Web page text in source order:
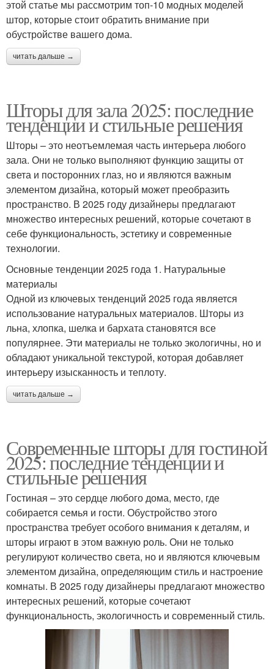
этой статье мы рассмотрим топ-10 модных моделей
штор, которые стоит обратить внимание при
обустройстве вашего дома.
читать дальше →
Шторы для зала 2025: последние
тенденции и стильные решения
Шторы – это неотъемлемая часть интерьера любого
зала. Они не только выполняют функцию защиты от
света и посторонних глаз, но и являются важным
элементом дизайна, который может преобразить
пространство. В 2025 году дизайнеры предлагают
множество интересных решений, которые сочетают в
себе функциональность, эстетику и современные
технологии.
Основные тенденции 2025 года 1. Натуральные
материалы
Одной из ключевых тенденций 2025 года является
использование натуральных материалов. Шторы из
льна, хлопка, шелка и бархата становятся все
популярнее. Эти материалы не только экологичны, но и
обладают уникальной текстурой, которая добавляет
интерьеру изысканность и теплоту.
читать дальше →
Современные шторы для гостиной
2025: последние тенденции и
стильные решения
Гостиная – это сердце любого дома, место, где
собирается семья и гости. Обустройство этого
пространства требует особого внимания к деталям, и
шторы играют в этом важную роль. Они не только
регулируют количество света, но и являются ключевым
элементом дизайна, определяющим стиль и настроение
комнаты. В 2025 году дизайнеры предлагают множество
интересных решений, которые сочетают
функциональность, экологичность и современный стиль.